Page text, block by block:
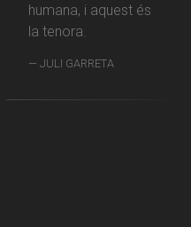
humana, i aquest és
la tenora.
JULI GARRETA